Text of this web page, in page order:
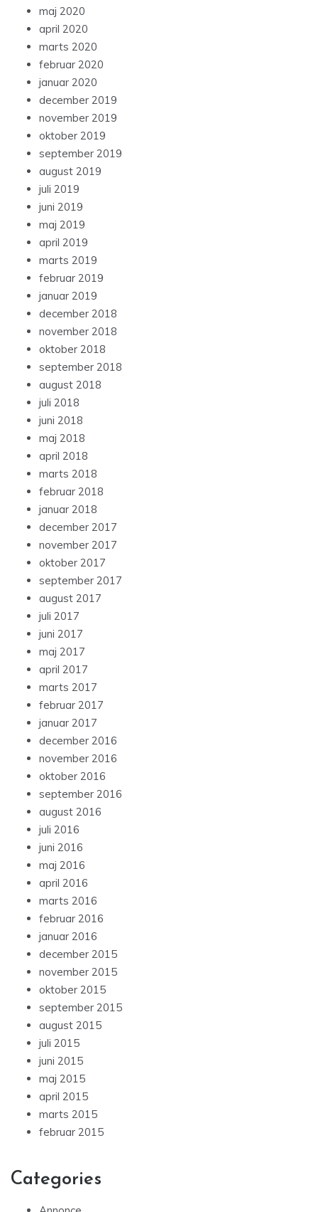
maj 2020
april 2020
marts 2020
februar 2020
januar 2020
december 2019
november 2019
oktober 2019
september 2019
august 2019
juli 2019
juni 2019
maj 2019
april 2019
marts 2019
februar 2019
januar 2019
december 2018
november 2018
oktober 2018
september 2018
august 2018
juli 2018
juni 2018
maj 2018
april 2018
marts 2018
februar 2018
januar 2018
december 2017
november 2017
oktober 2017
september 2017
august 2017
juli 2017
juni 2017
maj 2017
april 2017
marts 2017
februar 2017
januar 2017
december 2016
november 2016
oktober 2016
september 2016
august 2016
juli 2016
juni 2016
maj 2016
april 2016
marts 2016
februar 2016
januar 2016
december 2015
november 2015
oktober 2015
september 2015
august 2015
juli 2015
juni 2015
maj 2015
april 2015
marts 2015
februar 2015
Categories